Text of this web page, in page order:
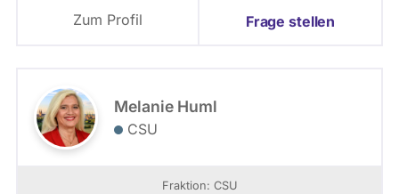
Zum Profil Frage stellen
Melanie Huml
CSU
Fraktion: CSU